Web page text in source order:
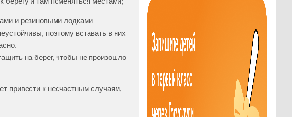
и резиновыми лодками
поэтому вставать в них
на берег, чтобы не произошло
привести к несчастным случаям,